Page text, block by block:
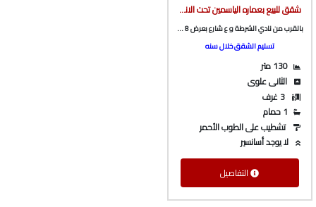
شقق للبيع بعماره الياسمين تحت الانشاء بالقرب من نادي الشرطة و ع شارع بعرض 8 و 10 متر من الوسيط العقارية بشبين الكوم
بالقرب من نادي الشرطة و ع شارع بعرض 8 و 10 متر
تسليم الشقق خلال سنه
130 متر
الثانى علوى
1 حمام
تشطيب على الطوب الأحمر
لا يوجد أسانسير
التفاصيل